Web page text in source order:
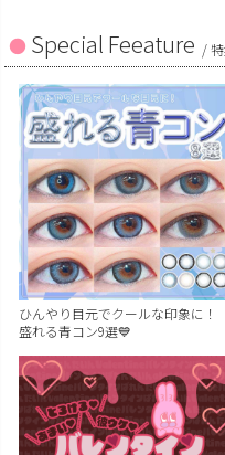
Special Feeature /
ひんやり目元でクールな印象に！
盛れる青コン9選💙